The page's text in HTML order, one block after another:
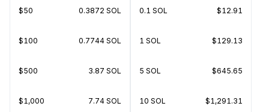
$50 0.3872 SOL
$100 0.7744 SOL
$500 3.87 SOL
$1,000 7.74 SOL
0.1 SOL $12.91
1 SOL $129.13
5 SOL $645.65
10 SOL $1,291.31